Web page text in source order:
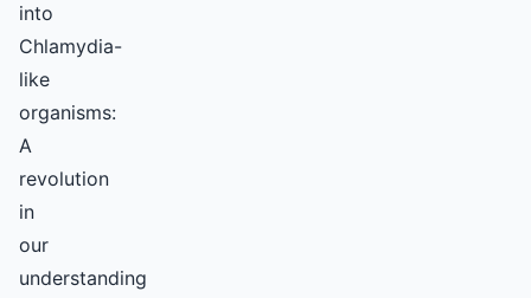
into
Chlamydia-
like
organisms:
A
revolution
in
our
understanding